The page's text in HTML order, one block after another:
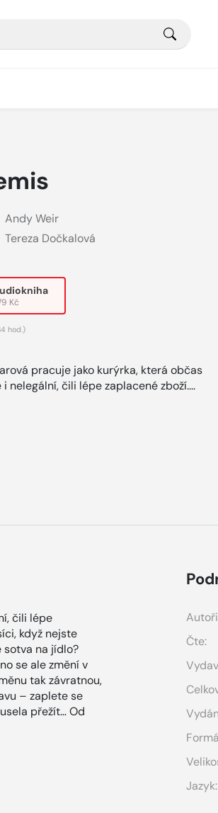
Andy Weir
Tereza Dočkalová
Kč
hod.)
pracuje jako kurýrka, která občas
nelegální, čili lépe zaplacené zboží....
čili lépe
když nejste
na jídlo?
se ale změní v
tak závratnou,
– zaplete se
přežít… Od
Čte:
Jazyk: